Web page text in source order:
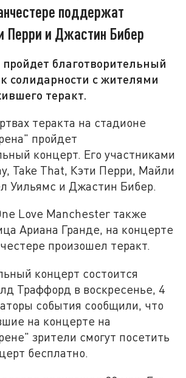
поддержат
Перри и Джастин Бибер
благотворительный
солидарности с жителями
теракт.
теракта на стадионе
пройдет
концерт. Его участниками
Take That, Кэти Перри, Майли
Уильямс и Джастин Бибер.
Love Manchester также
Ариана Гранде, на концерте
произошел теракт.
концерт состоится
Траффорд в воскресенье, 4
события сообщили, что
на концерте на
зрители смогут посетить
бесплатно.